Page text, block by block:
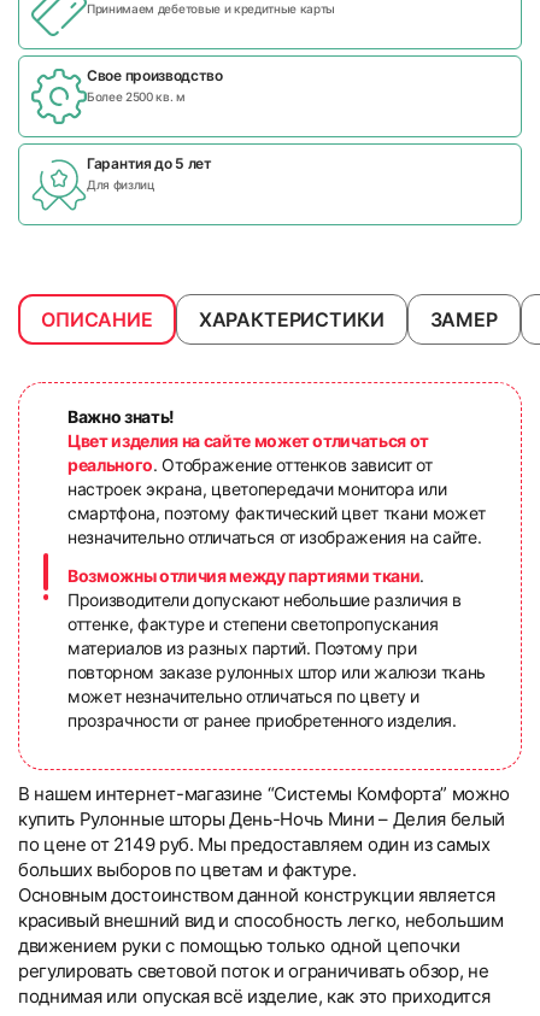
Принимаем дебетовые и кредитные карты
Свое производство
Более 2500 кв. м
Гарантия до 5 лет
Для физлиц
ОПИСАНИЕ ХАРАКТЕРИСТИКИ ЗАМЕР
Важно знать!
Цвет изделия на сайте может отличаться от
реального. Отображение оттенков зависит от
настроек экрана, цветопередачи монитора или
смартфона, поэтому фактический цвет ткани может
незначительно отличаться от изображения на сайте.
Возможны отличия между партиями ткани.
Производители допускают небольшие различия в
оттенке, фактуре и степени светопропускания
материалов из разных партий. Поэтому при
повторном заказе рулонных штор или жалюзи ткань
может незначительно отличаться по цвету и
прозрачности от ранее приобретенного изделия.
В нашем интернет-магазине “Системы Комфорта” можно
купить Рулонные шторы День-Ночь Мини – Делия белый
по цене от 2149 руб. Мы предоставляем один из самых
больших выборов по цветам и фактуре.
Основным достоинством данной конструкции является
красивый внешний вид и способность легко, небольшим
движением руки с помощью только одной цепочки
регулировать световой поток и ограничивать обзор, не
поднимая или опуская всё изделие, как это приходится